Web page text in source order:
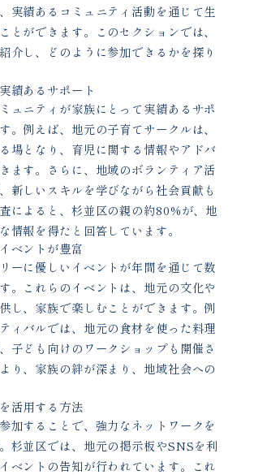
実績あるコミュニティ活動を通じて生
とができます。このセクションでは、
介し、どのように参加できるかを探り
績あるサポート
ュニティが家族にとって実績あるサポ
。例えば、地元の子育てサークルは、
場となり、育児に関する情報やアドバ
ます。さらに、地域のボランティア活
新しいスキルを学びながら社会貢献も
によると、杉並区の親の約80%が、地
情報を得たと回答しています。
ベントが豊富
ーに優しいイベントが年間を通じて数
。これらのイベントは、地元の文化や
し、家族で楽しむことができます。例
ィバルでは、地元の食材を使った料理
子ども向けのワークショップも開催さ
り、家族の絆が深まり、地域社会への
活用する方法
加することで、強力なネットワークを
杉並区では、地元の掲示板やSNSを利
ベントの告知が行われています。これ